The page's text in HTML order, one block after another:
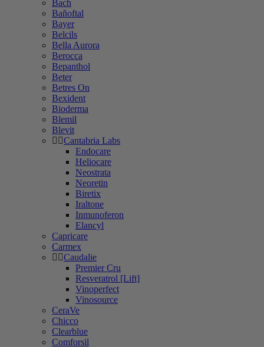
Bach
Bañoftal
Bayer
Belcils
Bella Aurora
Berocca
Bepanthol
Beter
Betres On
Bexident
Bioderma
Blemil
Blevit
Cantabria Labs
Endocare
Heliocare
Neostrata
Neoretin
Biretix
Iraltone
Inmunoferon
Elancyl
Capricare
Carmex
Caudalie
Premier Cru
Resveratrol [Lift]
Vinoperfect
Vinosource
CeraVe
Chicco
Clearblue
Comforsil